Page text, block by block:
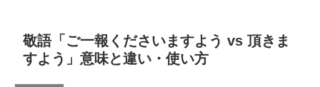
敬語「ご一報くださいますよう vs 頂きま
すよう」意味と違い・使い方